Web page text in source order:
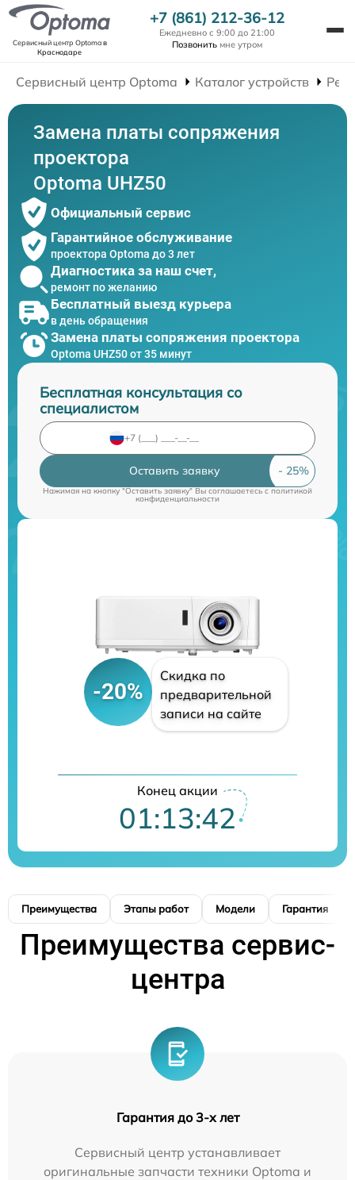
Сервисный центр Optomaв
Краснодаре
+7 (861) 212-36-12
Ежедневно с 9:00 до 21:00
Позвонить мне утром
Сервисный центр Optoma Каталог устройств
Замена платы сопряжения
проектора
Optoma UHZ50
Официальный сервис
Гарантийное обслуживание
проектора Optoma до 3 лет
Диагностика за наш счет,
ремонт по желанию
Бесплатный выезд курьера
в день обращения
Замена платы сопряжения проектора
Optoma UHZ50 от 35 минут
Бесплатная консультация со
специалистом
Оставить заявку
Нажимая на кнопку "Оставить заявку" Вы соглашаетесь cполитикой
конфиденциальности
-20%
Скидка по
предварительной
записи на сайте
Конец акции
01:13:41
Преимущества Этапы работ Модели Гарантия
Преимущества сервис-
центра
Гарантия до 3-х лет
Сервисный центр устанавливает
оригинальные запчасти техники Optoma и